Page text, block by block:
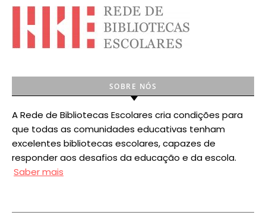
SOBRE NÓS
A Rede de Bibliotecas Escolares cria condições para
que todas as comunidades educativas tenham
excelentes bibliotecas escolares, capazes de
responder aos desafios da educação e da escola.
Saber mais